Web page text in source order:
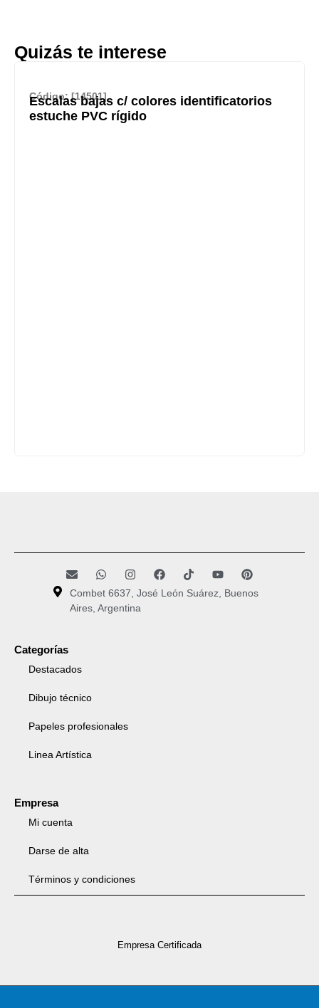
Quizás te interese
Código: [14501]
Escalas bajas c/ colores identificatorios
estuche PVC rígido
Combet 6637, José León Suárez, Buenos
Aires, Argentina
Categorías
Destacados
Dibujo técnico
Papeles profesionales
Linea Artística
Empresa
Mi cuenta
Darse de alta
Términos y condiciones
Empresa Certificada